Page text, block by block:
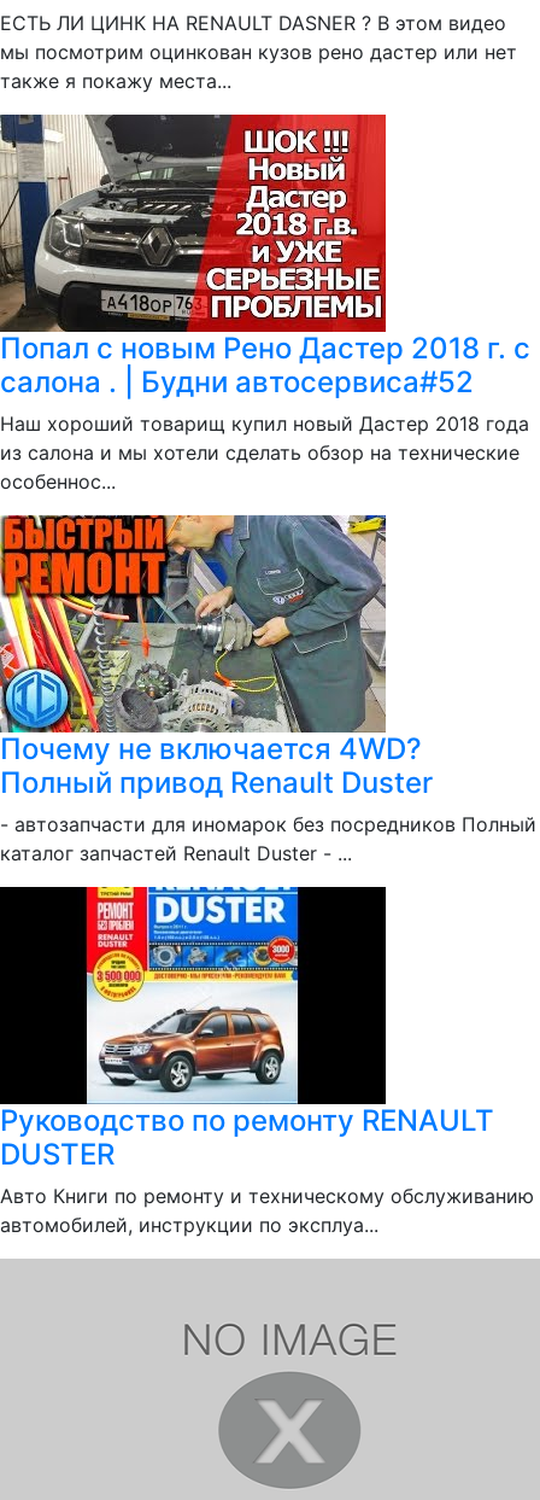
ЕСТЬ ЛИ ЦИНК НА RENAULT DASNER ? В этом видео
мы посмотрим оцинкован кузов рено дастер или нет
также я покажу места...
Попал с новым Рено Дастер 2018 г. с
салона . | Будни автосервиса#52
Наш хороший товарищ купил новый Дастер 2018 года
из салона и мы хотели сделать обзор на технические
особеннос...
Почему не включается 4WD?
Полный привод Renault Duster
- автозапчасти для иномарок без посредников Полный
каталог запчастей Renault Duster - ...
Руководство по ремонту RENAULT
DUSTER
Авто Книги по ремонту и техническому обслуживанию
автомобилей, инструкции по эксплуа...